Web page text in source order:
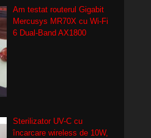
Am testat routerul Gigabit
Mercusys MR70X cu Wi-Fi
6 Dual-Band AX1800
Sterilizator UV-C cu
încarcare wireless de 10W,